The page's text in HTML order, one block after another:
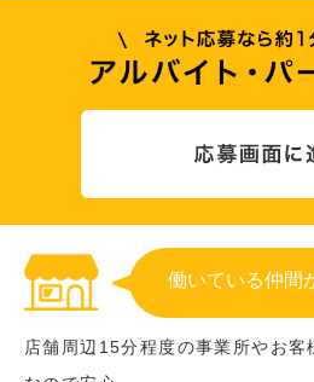
働いている仲間
店舗周辺15分程度の事業所やお客